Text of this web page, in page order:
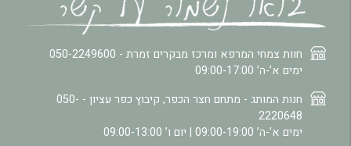
חוות צמחי המרפא ומרכז מבקרים זמרת - 050-2249600
ימים א’-ה’ 09:00-17:00
חנות המותג - מתחם חצר הכפר, קיבוץ כפר עציון - 050-
2220648
ימים א’-ה’ 09:00-19:00 | יום ו’ 09:00-13:00